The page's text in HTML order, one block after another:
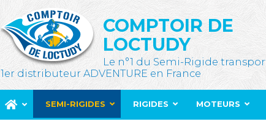
COMPTOIR DE
LOCTUDY
Le n°1 du Semi-Rigide
1er distributeur ADVENTURE en France
SEMI-RIGIDES RIGIDES MOTEURS